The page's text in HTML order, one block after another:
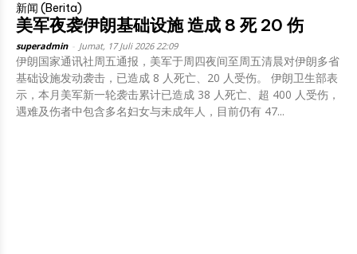
新闻 (Berita)
美军夜袭伊朗基础设施 造成 8 死 20 伤
superadmin Jumat, 17 Juli 2026 22:09
伊朗国家通讯社周五通报，美军于周四夜间至周五清晨对伊朗多省
基础设施发动袭击，已造成 8 人死亡、20 人受伤。 伊朗卫生部表
示，本月美军新一轮袭击累计已造成 38 人死亡、超 400 人受伤，
遇难及伤者中包含多名妇女与未成年人，目前仍有 47...